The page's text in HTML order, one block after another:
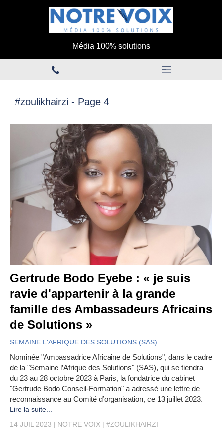
Média 100% solutions
#zoulikhairzi - Page 4
Gertrude Bodo Eyebe : « je suis
ravie d'appartenir à la grande
famille des Ambassadeurs Africains
de Solutions »
SEMAINE L'AFRIQUE DES SOLUTIONS (SAS)
Nominée "Ambassadrice Africaine de Solutions", dans le cadre
de la "Semaine l’Afrique des Solutions" (SAS), qui se tiendra
du 23 au 28 octobre 2023 à Paris, la fondatrice du cabinet
"Gertrude Bodo Conseil-Formation" a adressé une lettre de
reconnaissance au Comité d’organisation, ce 13 juillet 2023.
Lire la suite...
14 JUIL 2023
NOTRE VOIX #ZOULIKHAIRZI